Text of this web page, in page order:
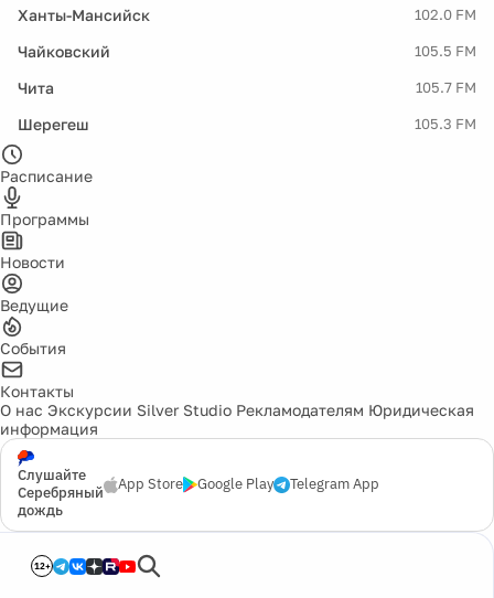
Ханты-Мансийск 102.0 FM
Чайковский 105.5 FM
Чита 105.7 FM
Шерегеш 105.3 FM
Расписание
Программы
Новости
Ведущие
События
Контакты
О нас Экскурсии Silver Studio Рекламодателям Юридическая
информация
Слушайте
Серебряный
дождь
App Store Google Play Telegram App
12+